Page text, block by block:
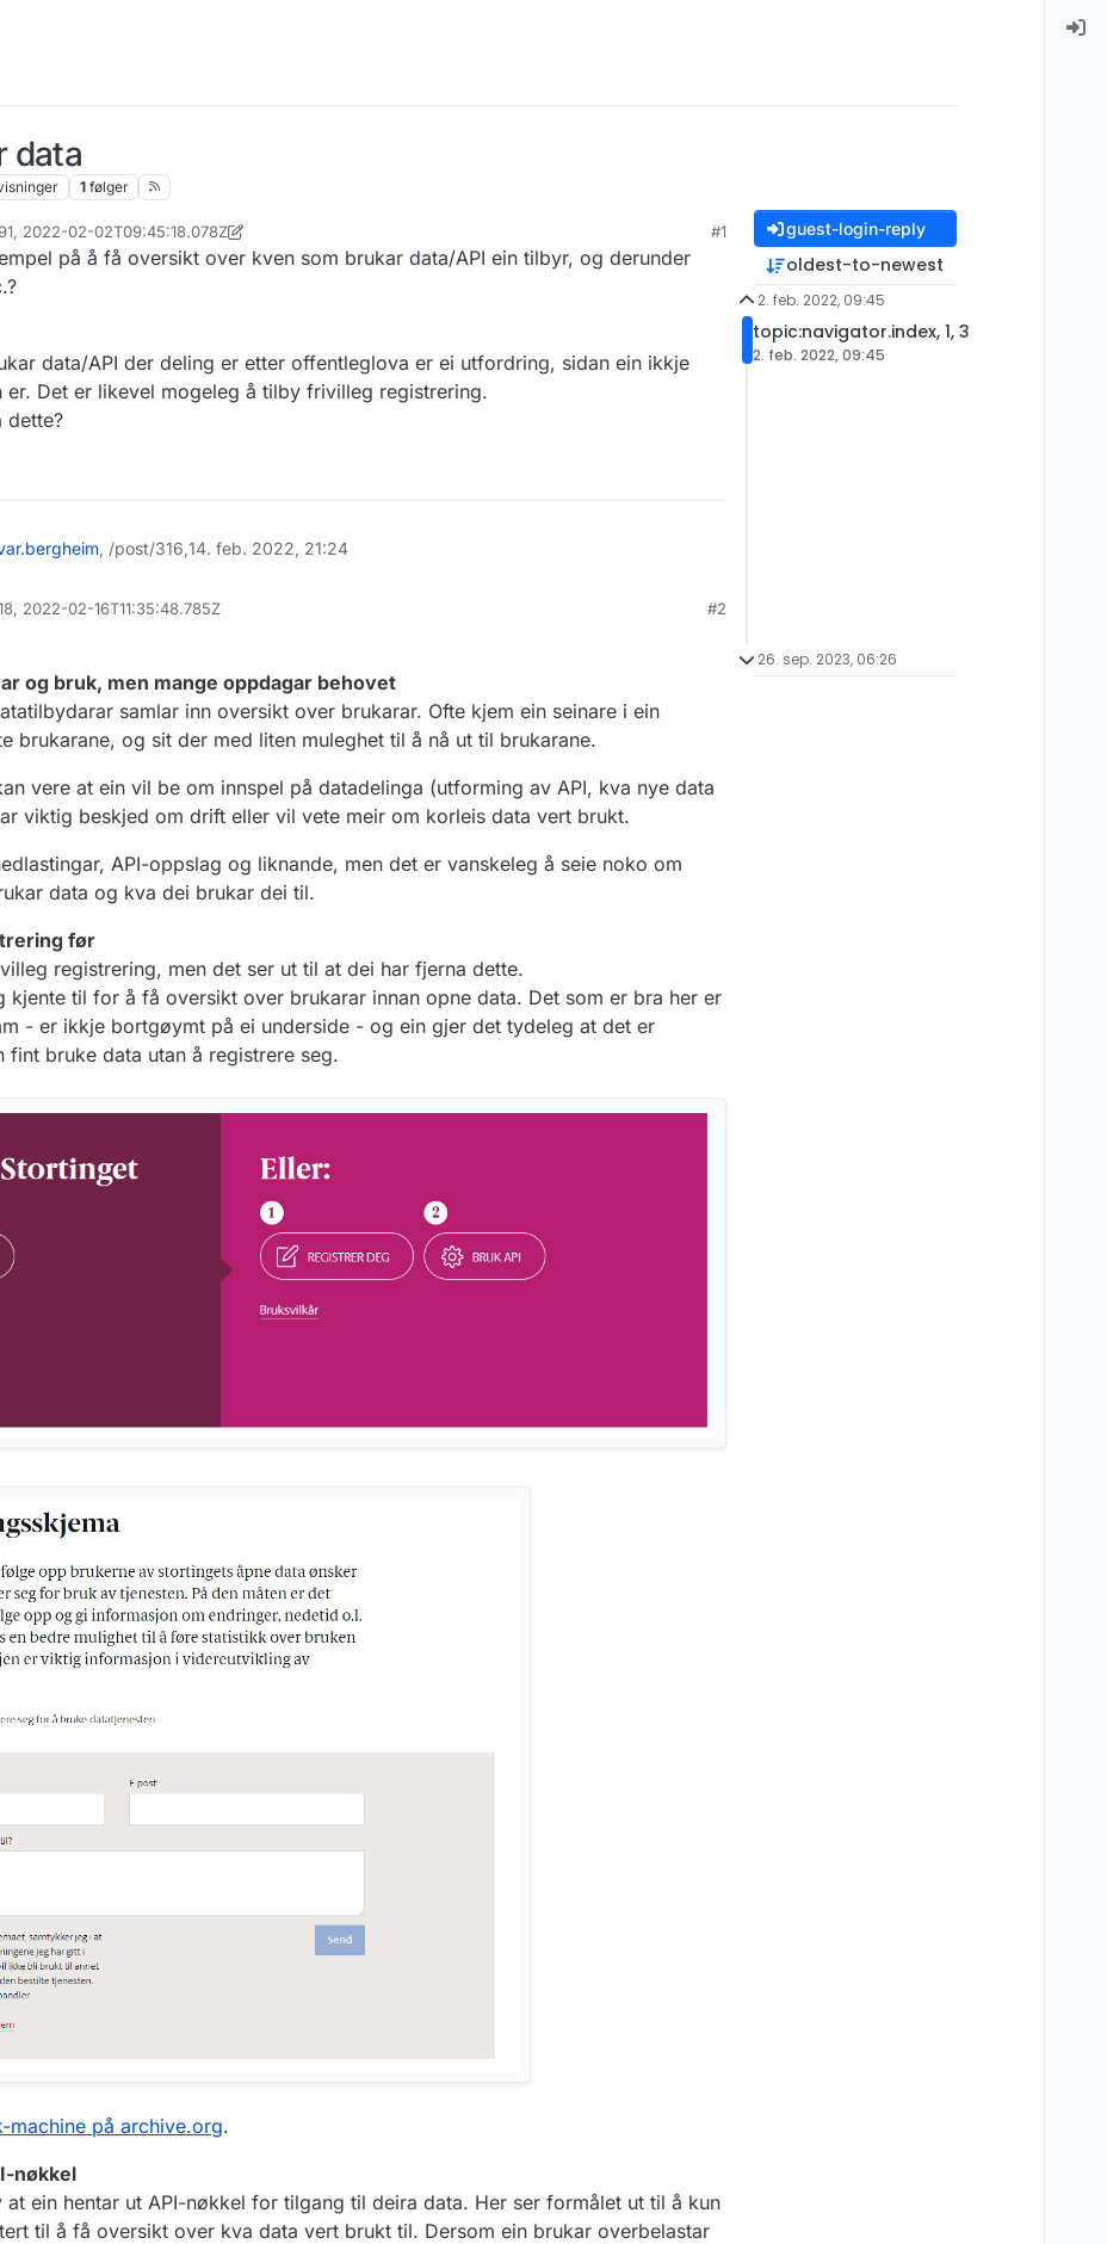
data
1 følger
2022-02-02T09:45:18.078Z
2. sep. 2022, 08:49
#1
på å få oversikt over kven som brukar data/API ein tilbyr, og derunder
data/API der deling er etter offentleglova er ei utfordring, sidan ein ikkje
er. Det er likevel mogeleg å tilby frivilleg registrering.
dette?
, /post/316,14. feb. 2022, 21:24
2022-02-16T11:35:48.785Z #2
og bruk, men mange oppdagar behovet
samlar inn oversikt over brukarar. Ofte kjem ein seinare i ein
brukarane, og sit der med liten muleghet til å nå ut til brukarane.
vere at ein vil be om innspel på datadelinga (utforming av API, kva nye data
viktig beskjed om drift eller vil vete meir om korleis data vert brukt.
API-oppslag og liknande, men det er vanskeleg å seie noko om
data og kva dei brukar dei til.
før
registrering, men det ser ut til at dei har fjerna dette.
kjente til for å få oversikt over brukarar innan opne data. Det som er bra her er
- er ikkje bortgøymt på ei underside - og ein gjer det tydeleg at det er
bruke data utan å registrere seg.
machine på archive.org.
nøkkel
at ein hentar ut API-nøkkel for tilgang til deira data. Her ser formålet ut til å kun
til å få oversikt over kva data vert brukt til. Dersom ein brukar overbelastar
guest-login-reply
oldest-to-newest
2. feb. 2022, 09:45
topic:navigator.index, 1, 3
2. feb. 2022, 09:45
26. sep. 2023, 06:26